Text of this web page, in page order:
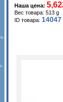
Наша цена:
Вес товара: 513 g
ID товара: 14047